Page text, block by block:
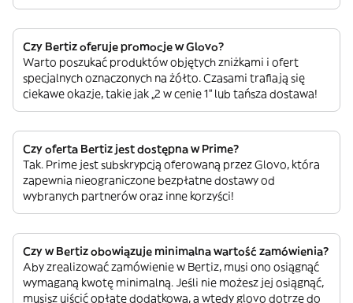
Czy Bertiz oferuje promocje w Glovo?
Warto poszukać produktów objętych zniżkami i ofert
specjalnych oznaczonych na żółto. Czasami trafiają się
ciekawe okazje, takie jak „2 w cenie 1” lub tańsza dostawa!
Czy oferta Bertiz jest dostępna w Prime?
Tak. Prime jest subskrypcją oferowaną przez Glovo, która
zapewnia nieograniczone bezpłatne dostawy od
wybranych partnerów oraz inne korzyści!
Czy w Bertiz obowiązuje minimalna wartość zamówienia?
Aby zrealizować zamówienie w Bertiz, musi ono osiągnąć
wymaganą kwotę minimalną. Jeśli nie możesz jej osiągnąć,
musisz uiścić opłatę dodatkową, a wtedy glovo dotrze do